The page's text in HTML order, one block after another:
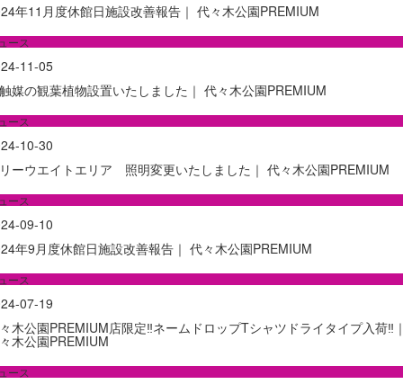
年11月度休館日施設改善報告｜ 代々木公園PREMIUM
ース
11-05
媒の観葉植物設置いたしました｜ 代々木公園PREMIUM
ース
10-30
ーウエイトエリア 照明変更いたしました｜ 代々木公園PREMIUM
ース
09-10
年9月度休館日施設改善報告｜ 代々木公園PREMIUM
ース
07-19
木公園PREMIUM店限定‼ネームドロップTシャツドライタイプ入荷‼
木公園PREMIUM
ース